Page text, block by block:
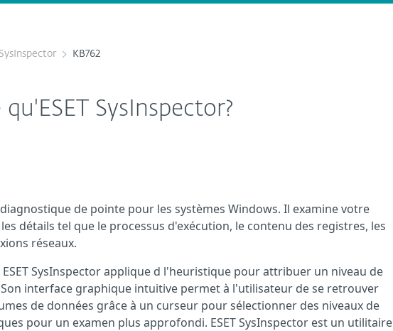
KB762
SysInspector?
de pointe pour les systèmes Windows. Il examine votre
détails tel que le processus d'exécution, le contenu des registres, les
réseaux.
SysInspector applique d l'heuristique pour attribuer un niveau de
Son interface graphique intuitive permet à l'utilisateur de se retrouver
de données grâceà un curseur pour sélectionner des niveaux de
pour un examen plus approfondi. ESET SysInspector est un utilitaire